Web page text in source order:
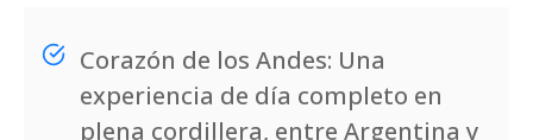
Corazón de los Andes: Una
experiencia de día completo en
plena cordillera, entre Argentina y